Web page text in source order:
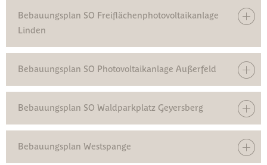
Bebauungsplan SO Freiflächenphotovoltaikanlage
Linden
Bebauungsplan SO Photovoltaikanlage Außerfeld
Bebauungsplan SO Waldparkplatz Geyersberg
Bebauungsplan Westspange